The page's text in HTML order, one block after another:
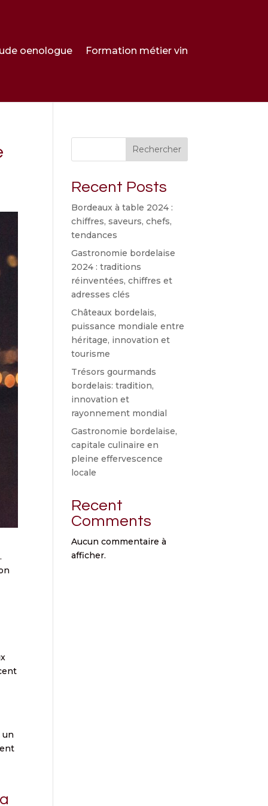
oenologue Formation métier vin
un
Rechercher
Recent Posts
Bordeaux à table 2024 :
chiffres, saveurs, chefs,
tendances
Gastronomie bordelaise
2024 : traditions
réinventées, chiffres et
adresses clés
Châteaux bordelais,
puissance mondiale entre
héritage, innovation et
tourisme
Trésors gourmands
bordelais: tradition,
innovation et
rayonnement mondial
Gastronomie bordelaise,
capitale culinaire en
pleine effervescence
locale
Recent
Comments
Aucun commentaire à
afficher.